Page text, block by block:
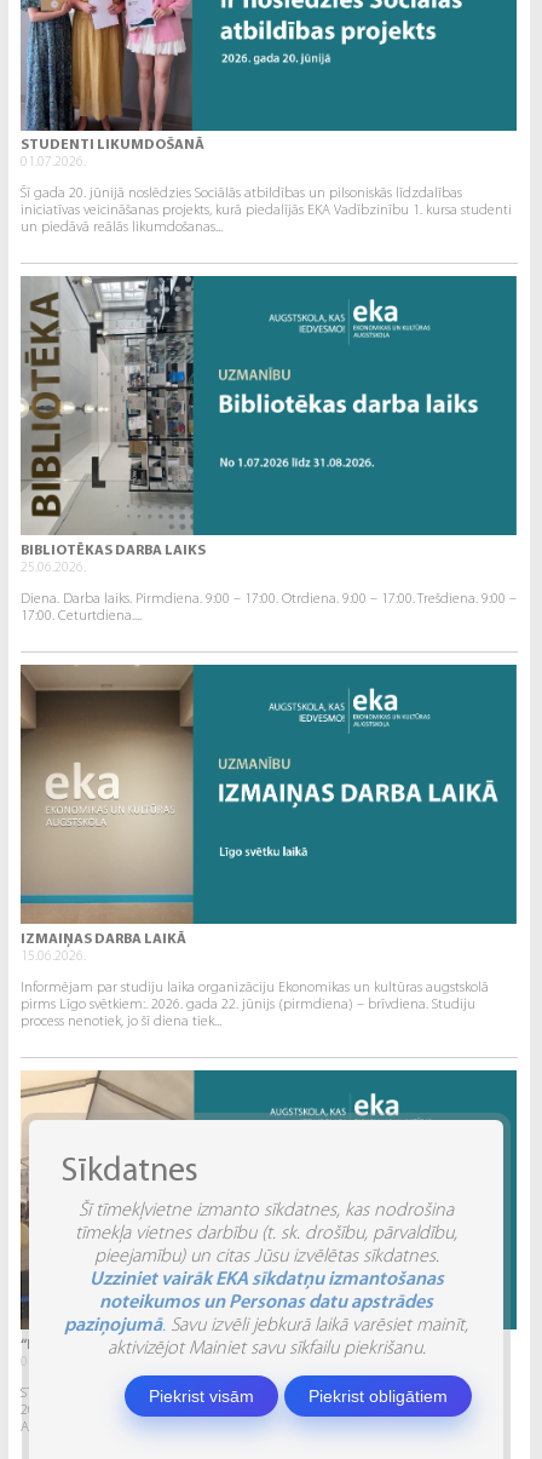
STUDENTI LIKUMDOŠANĀ
01.07.2026.
Šī gada 20. jūnijā noslēdzies Sociālās atbildības un pilsoniskās līdzdalības
iniciatīvas veicināšanas projekts, kurā piedalījās EKA Vadībzinību 1. kursa studenti
un piedāvā reālās likumdošanas...
BIBLIOTĒKAS DARBA LAIKS
25.06.2026.
Diena. Darba laiks. Pirmdiena. 9:00 – 17:00. Otrdiena. 9:00 – 17:00. Trešdiena. 9:00 –
17:00. Ceturtdiena....
IZMAIŅAS DARBA LAIKĀ
15.06.2026.
Informējam par studiju laika organizāciju Ekonomikas un kultūras augstskolā
pirms Līgo svētkiem:. 2026. gada 22. jūnijs (pirmdiena) – brīvdiena. Studiju
process nenotiek, jo šī diena tiek...
“INVENTIO 2026” ATSKATS
04.06.2026.
STUDĒJOŠO STARPTAUTISKĀ ZINĀTNISKI PRAKTISKĀ KONFERENCE “INVENTIO 2026”.
2026. gada 29. un 30. maijā Ekonomikas un kultūras augstskola sadarbībā ar
Alberta Koledžu organizēja Studējošo...
Sīkdatnes
Šī tīmekļvietne izmanto sīkdatnes, kas nodrošina
tīmekļa vietnes darbību (t. sk. drošību, pārvaldību,
pieejamību) un citas Jūsu izvēlētas sīkdatnes.
Uzziniet vairāk EKA sīkdatņu izmantošanas
noteikumos un Personas datu apstrādes
paziņojumā. Savu izvēli jebkurā laikā varēsiet mainīt,
aktivizējot Mainiet savu sīkfailu piekrišanu.
Piekrist visām Piekrist obligātiem